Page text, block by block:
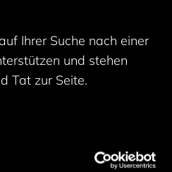
Ihrer Suche nach einer
und stehen
Tat zur Seite.